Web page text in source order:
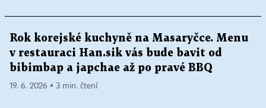
Rok korejské kuchyně na Masaryčce. Menu
v restauraci Han.sik vás bude bavit od
bibimbap a japchae až po pravé BBQ
19. 6. 2026 ▪ 3 min. čtení